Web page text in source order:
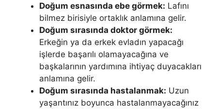
Doğum esnasında ebe görmek: Lafını
bilmez birisiyle ortaklık anlamına gelir.
Doğum sırasında doktor görmek:
Erkeğin ya da erkek ev­ladın yapacağı
işlerde başarılı olamayacağına ve
başkalarının yardımına ihti­yaç duyacakları
anlamına gelir.
Doğum sırasında hastalanmak: Uzun
ya­şantınız boyunca hastalanmayacağınız